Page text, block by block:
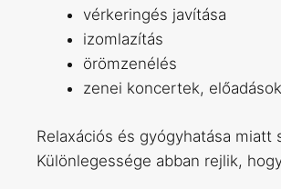
vérkeringés javítása
izomlazítás
örömzenélés
zenei koncertek, előadások
Relaxációs és gyógyhatása
Különlegessége abban rejlik,